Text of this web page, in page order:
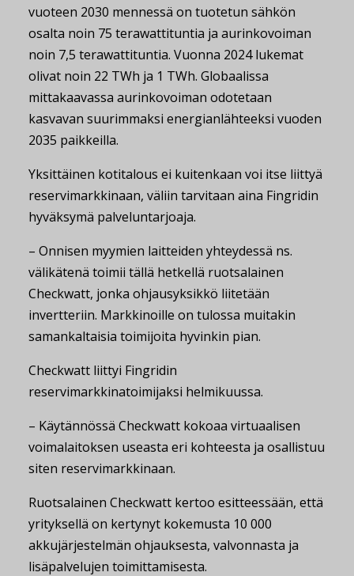
vuoteen 2030 mennessä on tuotetun sähkön
osalta noin 75 terawattituntia ja aurinkovoiman
noin 7,5 terawattituntia. Vuonna 2024 lukemat
olivat noin 22 TWh ja 1 TWh. Globaalissa
mittakaavassa aurinkovoiman odotetaan
kasvavan suurimmaksi energianlähteeksi vuoden
2035 paikkeilla.
Yksittäinen kotitalous ei kuitenkaan voi itse liittyä
reservimarkkinaan, väliin tarvitaan aina Fingridin
hyväksymä palveluntarjoaja.
– Onnisen myymien laitteiden yhteydessä ns.
välikätenä toimii tällä hetkellä ruotsalainen
Checkwatt, jonka ohjausyksikkö liitetään
invertteriin. Markkinoille on tulossa muitakin
samankaltaisia toimijoita hyvinkin pian.
Checkwatt liittyi Fingridin
reservimarkkinatoimijaksi helmikuussa.
– Käytännössä Checkwatt kokoaa virtuaalisen
voimalaitoksen useasta eri kohteesta ja osallistuu
siten reservimarkkinaan.
Ruotsalainen Checkwatt kertoo esitteessään, että
yrityksellä on kertynyt kokemusta 10 000
akkujärjestelmän ohjauksesta, valvonnasta ja
lisäpalvelujen toimittamisesta.